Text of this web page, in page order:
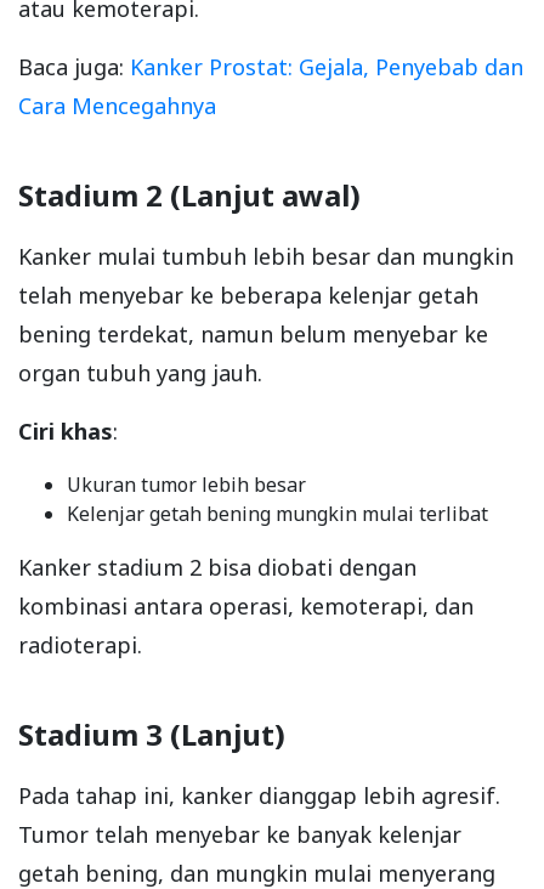
atau kemoterapi.
Baca juga: Kanker Prostat: Gejala, Penyebab dan
Cara Mencegahnya
Stadium 2 (Lanjut awal)
Kanker mulai tumbuh lebih besar dan mungkin
telah menyebar ke beberapa kelenjar getah
bening terdekat, namun belum menyebar ke
organ tubuh yang jauh.
Ciri khas:
Ukuran tumor lebih besar
Kelenjar getah bening mungkin mulai terlibat
Kanker stadium 2 bisa diobati dengan
kombinasi antara operasi, kemoterapi, dan
radioterapi.
Stadium 3 (Lanjut)
Pada tahap ini, kanker dianggap lebih agresif.
Tumor telah menyebar ke banyak kelenjar
getah bening, dan mungkin mulai menyerang